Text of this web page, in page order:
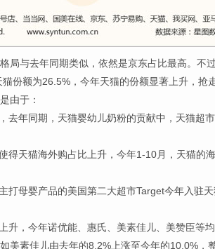
与去年同期类似，依然是京东占比最高。不
份额为26.5%，今年天猫的份额显著上升，抢
由于：
年同期，天猫婴幼儿奶粉的贡献中，天猫超
天猫海外购占比上升，今年1-10月，天猫的
母婴产品的美国第二大超市Target今年入驻天
，今年诺优能、惠氏、美素佳儿、美赞臣等
美素佳儿由去年的8.2%上涨至今年的10.0%，